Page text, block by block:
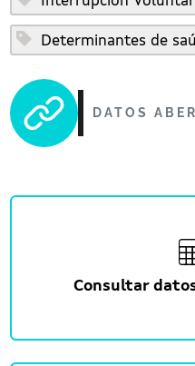
Determinantes de
DATOS
Consultar